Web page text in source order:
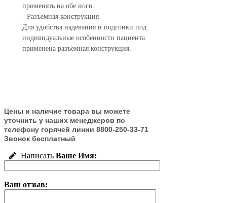
применять на обе ноги.
- Разъемная конструкция
Для удобства надевания и подгонки под
индивидуальные особенности пациента
применена разъемная конструкция.
Цены и наличие товара вы можете
уточнить у наших менеджеров по
телефону горячей линии 8800-250-33-71
Звонок бесплатный
Написать Ваше Имя:
Ваш отзыв: